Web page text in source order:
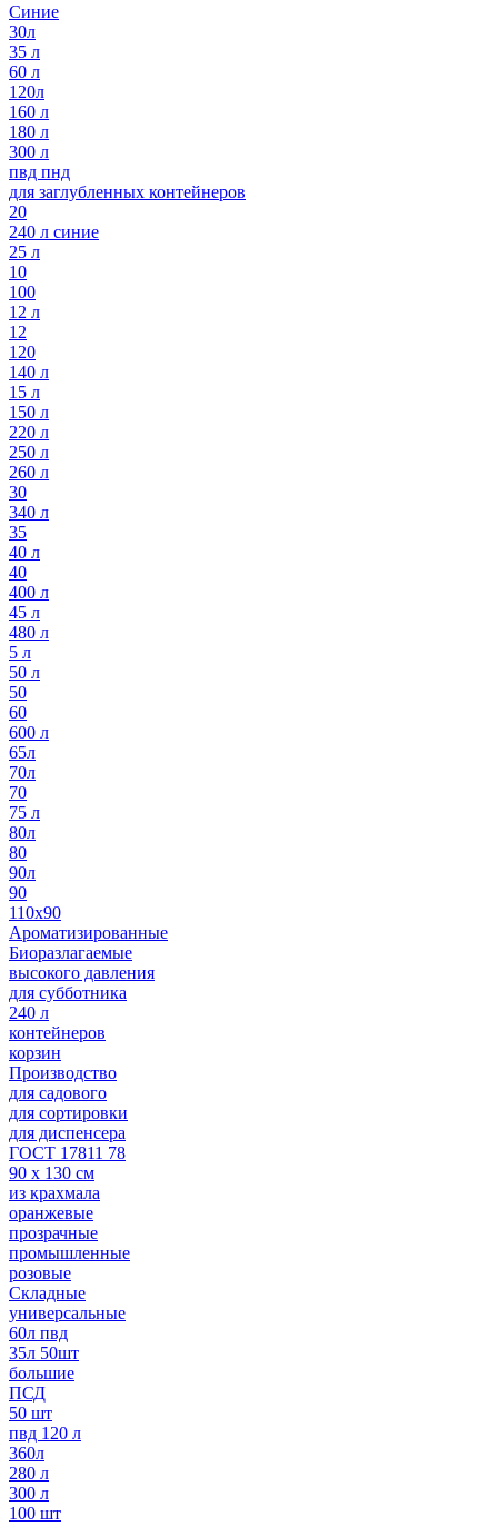
Синие
30л
35 л
60 л
120л
160 л
180 л
300 л
пвд пнд
для заглубленных контейнеров
20
240 л синие
25 л
10
100
12 л
12
120
140 л
15 л
150 л
220 л
250 л
260 л
30
340 л
35
40 л
40
400 л
45 л
480 л
5 л
50 л
50
60
600 л
65л
70л
70
75 л
80л
80
90л
90
110х90
Ароматизированные
Биоразлагаемые
высокого давления
для субботника
240 л
контейнеров
корзин
Производство
для садового
для сортировки
для диспенсера
ГОСТ 17811 78
90 х 130 см
из крахмала
оранжевые
прозрачные
промышленные
розовые
Складные
универсальные
60л пвд
35л 50шт
большие
ПСД
50 шт
пвд 120 л
360л
280 л
300 л
100 шт